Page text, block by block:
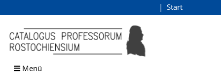
Browsen
direkt zum Inhalt
Start
Menü